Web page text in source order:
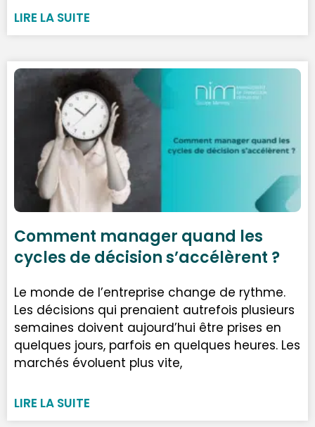
LIRE LA SUITE
Comment manager quand les
cycles de décision s’accélèrent ?
Le monde de l’entreprise change de rythme.
Les décisions qui prenaient autrefois plusieurs
semaines doivent aujourd’hui être prises en
quelques jours, parfois en quelques heures. Les
marchés évoluent plus vite,
LIRE LA SUITE